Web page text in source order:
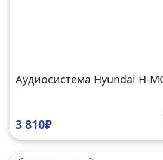
Аудиосистема Hyundai H-
3 810₽